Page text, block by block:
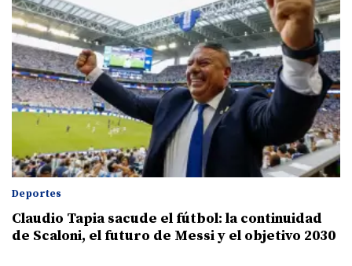
Deportes
Claudio Tapia sacude el fútbol: la continuidad
de Scaloni, el futuro de Messi y el objetivo 2030